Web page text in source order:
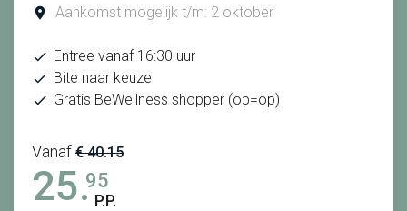
Aankomst mogelijk t/m: 2 oktober
Entree vanaf 16:30 uur
Bite naar keuze
Gratis BeWellness shopper (op=op)
Vanaf € 40.15
25.95
P.P.